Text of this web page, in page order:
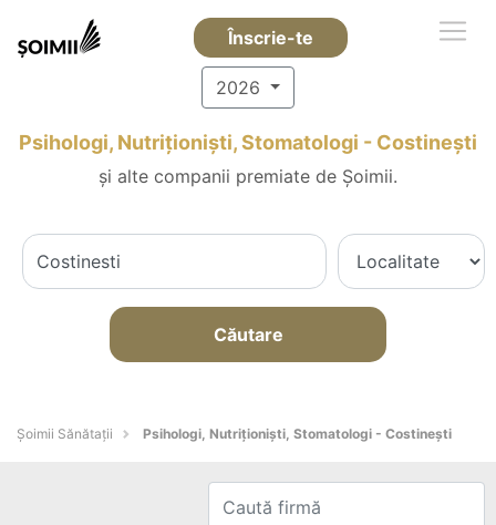
Înscrie-te
2026
Psihologi, Nutriționiști, Stomatologi - Costineşti
și alte companii premiate de Șoimii.
Căutare
Şoimii Sănătații Psihologi, Nutriționiști, Stomatologi - Costineşti